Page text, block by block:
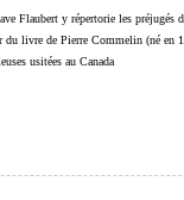
Flaubert y répertorie les préjugés
du livre de Pierre Commelin (né en
usitées au Canada